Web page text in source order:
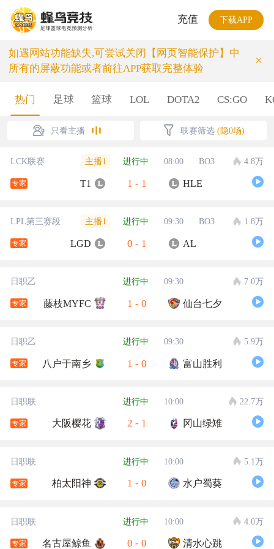
充值 下载APP
如遇网站功能缺失,可尝试关闭【网页智能保护】中
所有的屏蔽功能或者前往APP获取完整体验
×
热门 足球 篮球 LOL DOTA2 CS:GO
只看主播 联赛筛选 (隐0场)
LCK联赛 主播1 进行中 08:00 BO3 4.8万
专家 T1 1 - 1 HLE
LPL第三赛段 主播1 进行中 09:30 BO3 1.8万
专家 LGD 0 - 1 AL
日职乙 进行中 09:30 7.0万
专家 藤枝MYFC 1 - 0 仙台七夕
日职乙 进行中 09:30 5.9万
专家 八户于南乡 1 - 0 富山胜利
日职联 进行中 10:00 22.7万
专家 大阪樱花 2 - 1 冈山绿雉
日职联 进行中 10:00 5.1万
专家 柏太阳神 1 - 0 水户蜀葵
日职联 进行中 10:00 4.0万
专家 名古屋鲸鱼 0 - 0 清水心跳